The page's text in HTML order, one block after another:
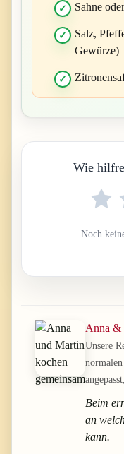
Sahne
Salz,
Gewürze)
Wie
Noch
Anna &
Unsere
Beim
an
kann.